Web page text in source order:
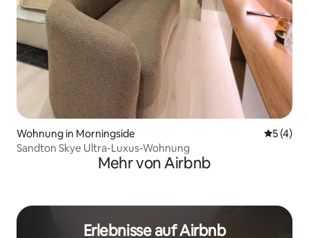
Wohnung in Morningside
5 (4)
Sandton Skye Ultra-Luxus-Wohnung
Mehr von Airbnb
Erlebnisse auf Airbnb